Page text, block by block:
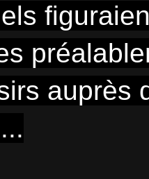
auprès